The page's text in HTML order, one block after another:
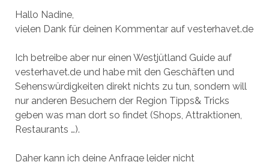
Hallo Nadine,
vielen Dank für deinen Kommentar auf vesterhavet.de
Ich betreibe aber nur einen Westjütland Guide auf
vesterhavet.de und habe mit den Geschäften und
Sehenswürdigkeiten direkt nichts zu tun, sondern will
nur anderen Besuchern der Region Tipps& Tricks
geben was man dort so findet (Shops, Attraktionen,
Restaurants …).
Daher kann ich deine Anfrage leider nicht